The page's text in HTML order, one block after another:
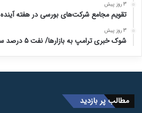
3 روز پیش
تقویم مجامع شرکت‌های بورسی در هفته آینده
3 روز پیش
شوک خبری ترامپ به بازارها/ نفت ۵ درصد سقوط کرد
مطالب پر بازدید